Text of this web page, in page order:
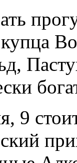
9